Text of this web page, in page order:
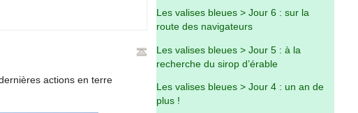
actions en terre
Les valises bleues > Jour 6 : sur la
route des navigateurs
Les valises bleues > Jour 5 : à la
recherche du sirop d’érable
Les valises bleues > Jour 4 : un an de
plus !